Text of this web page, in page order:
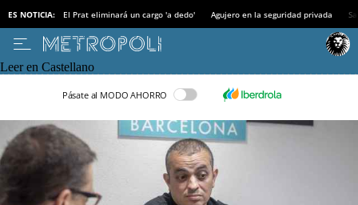
ES NOTICIA: El Prat eliminará un cargo 'a dedo' Agujero en la seguridad privada
Leer en Castellano
Pásate al MODO AHORRO